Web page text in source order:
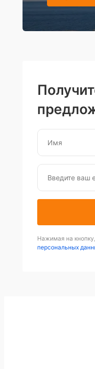
Нажимая на
персональных